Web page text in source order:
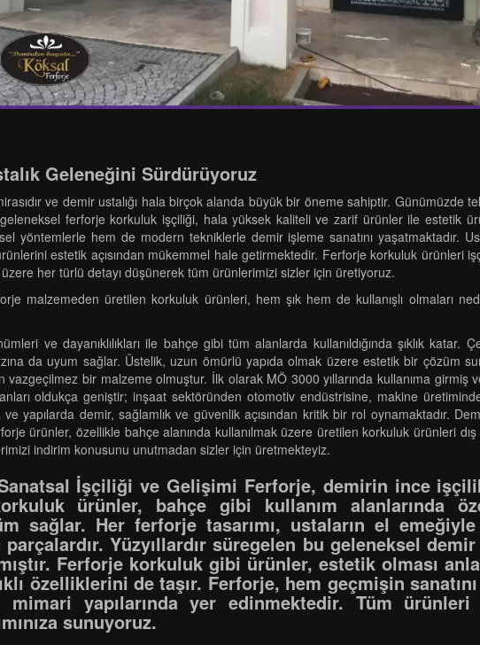
Geleneğini Sürdürüyoruz
ve demir ustalığı hala birçok alanda büyük bir öneme sahiptir. Günümüzde
ferforje korkuluk işçiliği, hala yüksek kaliteli ve zarif ürünler ile estetik
yöntemlerle hem de modern tekniklerle demir işleme sanatını yaşatmaktadır.
estetik açısından mükemmel hale getirmektedir. Ferforje korkuluk ürünleri
her türlü detayı düşünerek tüm ürünlerimizi sizler için üretiyoruz.
malzemeden üretilen korkuluk ürünleri, hem şık hem de kullanışlı olmaları
ve dayanıklılıkları ile bahçe gibi tüm alanlarda kullanıldığında şıklık katar.
da uyum sağlar. Üstelik, uzun ömürlü yapıda olmak üzere estetik bir çözüm
vazgeçilmez bir malzeme olmuştur. İlk olarak MÖ 3000 yıllarında kullanıma
oldukça geniştir; inşaat sektöründen otomotiv endüstrisine, makine
yapılarda demir, sağlamlık ve güvenlik açısından kritik bir rol oynamaktadır.
ürünler, özellikle bahçe alanında kullanılmak üzere üretilen korkuluk ürünleri
indirim konusunu unutmadan sizler için üretmekteyiz.
İşçiliği ve Gelişimi Ferforje, demirin ince
ürünler, bahçe gibi kullanım alanlarında
sağlar. Her ferforje tasarımı, ustaların el
Yüzyıllardır süregelen bu geleneksel
Ferforje korkuluk gibi ürünler, estetik olması
özelliklerini de taşır. Ferforje, hem geçmişin
mimari yapılarında yer edinmektedir. Tüm
sunuyoruz.